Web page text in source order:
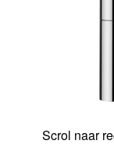
Scrol naar